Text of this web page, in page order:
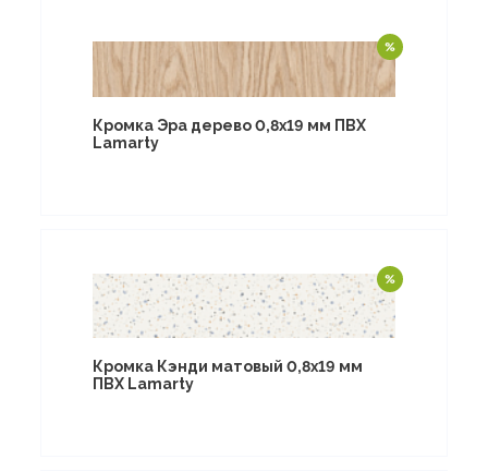
Кромка Эра дерево 0,8х19 мм ПВХ
Lamarty
Кромка Кэнди матовый 0,8х19 мм
ПВХ Lamarty